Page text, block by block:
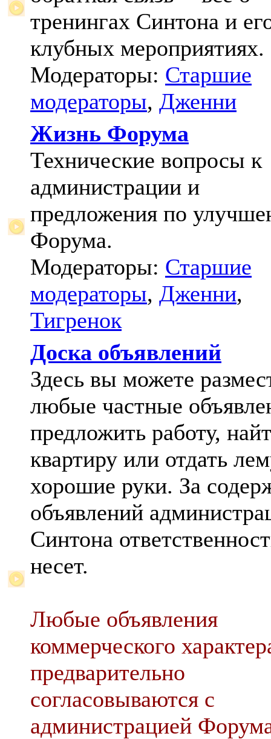
тренингах Синтона и
клубных мероприятиях.
Модераторы: Старшие
модераторы, Дженни
Жизнь Форума
Технические вопросы к
администрации и
предложения по
Форума.
Модераторы: Старшие
модераторы, Дженни,
Тигренок
Доска объявлений
Здесь вы можете
любые частные
предложить работу,
квартиру или отдать
хорошие руки. За
объявлений
Синтона
несет.
Любые объявления
коммерческого
предварительно
согласовываются с
администрацией